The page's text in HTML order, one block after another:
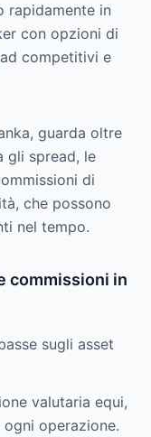
rapidamente in
con opzioni di
competitivi e
guarda oltre
gli spread, le
di
che possono
nel tempo.
commissioni in
sugli asset
valutaria equi,
operazione.